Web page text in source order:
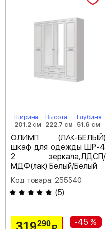
Ширина
201.2 см
Высота
222.7 см
Глубина
51.6 см
ОЛИМП (ЛАК-БЕЛЫЙ)
шкаф для одежды ШР-4
2 зеркала,ЛДСП/
МДФ(лак) Белый/Белый
Код товара: 255540
(5)
290
-45 %